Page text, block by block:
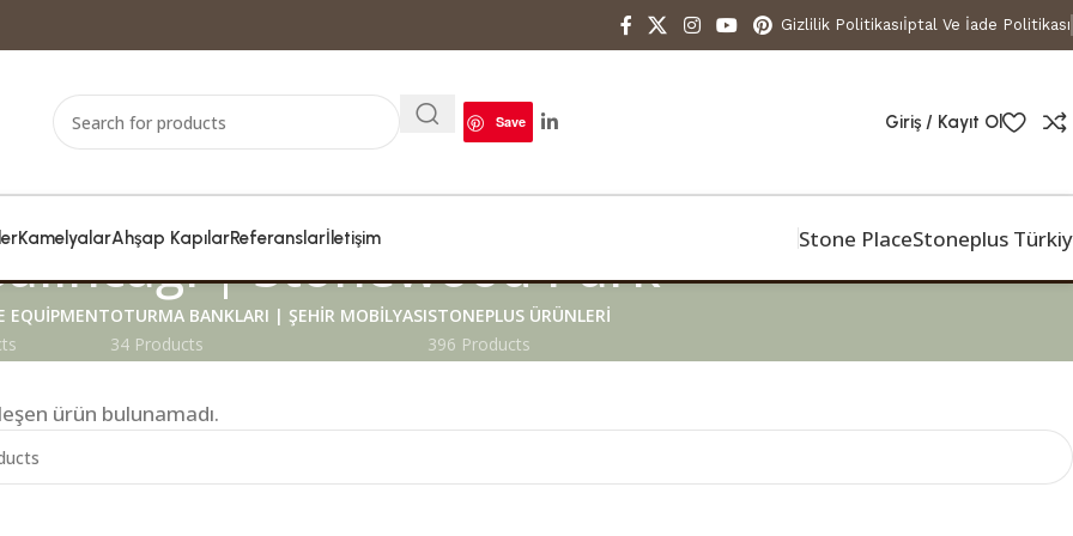
Gizlilik Politikasıİptal Ve İade Politikası
Save Giriş / Kayıt Ol
KamelyalarAhşap KapılarReferanslarİletişim Stone PlaceStoneplus
| Stonewood Park
EQUIPMENTOTURMA BANKLARI | ŞEHIR MOBILYASI
34 Products
STONEPLUS ÜRÜNLERI
396 Products
ürün bulunamadı.